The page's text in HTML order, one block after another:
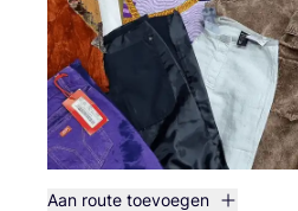
Aan route toevoegen